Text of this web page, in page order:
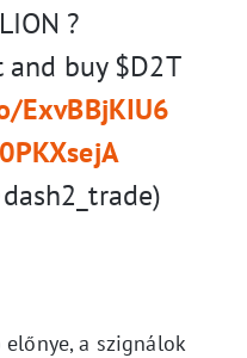
?
buy $D2T
ExvBBjKIU6
a szignálok